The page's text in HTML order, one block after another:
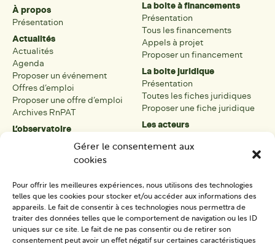
Gérer le consentement aux
cookies
Pour offrir les meilleures expériences, nous utilisons des technologies
telles que les cookies pour stocker et/ou accéder aux informations des
appareils. Le fait de consentir à ces technologies nous permettra de
traiter des données telles que le comportement de navigation ou les ID
uniques sur ce site. Le fait de ne pas consentir ou de retirer son
consentement peut avoir un effet négatif sur certaines caractéristiques
À propos
Présentation
Actualités
Actualités
Agenda
Proposer un événement
Offres d’emploi
Proposer une offre d’emploi
Archives RnPAT
L’observatoire
Présentation de l’observatoire
La boîte à outils
Présentation
Tous les outils
Proposer un outil
La boite à financements
Présentation
Tous les financements
Appels à projet
Proposer un financement
La boite juridique
Présentation
Toutes les fiches juridiques
Proposer une fiche juridique
Les acteurs
Tous les acteurs